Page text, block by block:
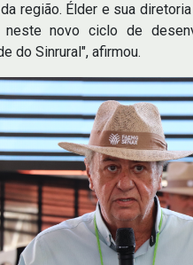
região. Élder e sua
novo ciclo de
do Sinrural", afirmou.